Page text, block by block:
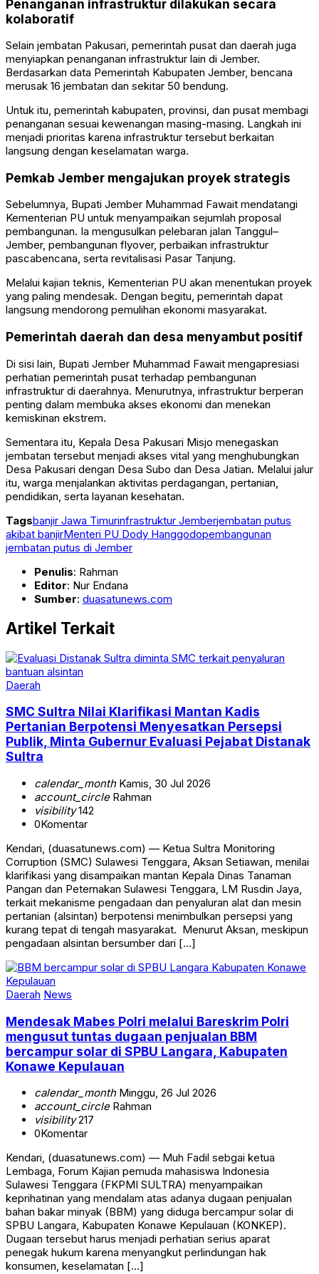
Penanganan infrastruktur dilakukan secara
kolaboratif
Selain jembatan Pakusari, pemerintah pusat dan daerah juga
menyiapkan penanganan infrastruktur lain di Jember.
Berdasarkan data Pemerintah Kabupaten Jember, bencana
merusak 16 jembatan dan sekitar 50 bendung.
Untuk itu, pemerintah kabupaten, provinsi, dan pusat membagi
penanganan sesuai kewenangan masing-masing. Langkah ini
menjadi prioritas karena infrastruktur tersebut berkaitan
langsung dengan keselamatan warga.
Pemkab Jember mengajukan proyek strategis
Sebelumnya, Bupati Jember Muhammad Fawait mendatangi
Kementerian PU untuk menyampaikan sejumlah proposal
pembangunan. Ia mengusulkan pelebaran jalan Tanggul–
Jember, pembangunan flyover, perbaikan infrastruktur
pascabencana, serta revitalisasi Pasar Tanjung.
Melalui kajian teknis, Kementerian PU akan menentukan proyek
yang paling mendesak. Dengan begitu, pemerintah dapat
langsung mendorong pemulihan ekonomi masyarakat.
Pemerintah daerah dan desa menyambut positif
Di sisi lain, Bupati Jember Muhammad Fawait mengapresiasi
perhatian pemerintah pusat terhadap pembangunan
infrastruktur di daerahnya. Menurutnya, infrastruktur berperan
penting dalam membuka akses ekonomi dan menekan
kemiskinan ekstrem.
Sementara itu, Kepala Desa Pakusari Misjo menegaskan
jembatan tersebut menjadi akses vital yang menghubungkan
Desa Pakusari dengan Desa Subo dan Desa Jatian. Melalui jalur
itu, warga menjalankan aktivitas perdagangan, pertanian,
pendidikan, serta layanan kesehatan.
Tagsbanjir Jawa Timurinfrastruktur Jemberjembatan putus
akibat banjirMenteri PU Dody Hanggodopembangunan
jembatan putus di Jember
Penulis: Rahman
Editor: Nur Endana
Sumber: duasatunews.com
Artikel Terkait
Daerah
SMC Sultra Nilai Klarifikasi Mantan Kadis
Pertanian Berpotensi Menyesatkan Persepsi
Publik, Minta Gubernur Evaluasi Pejabat Distanak
Sultra
calendar_monthKamis, 30 Jul 2026
account_circleRahman
visibility142
0Komentar
‎‎Kendari, (duasatunews.com) — Ketua Sultra Monitoring
Corruption (SMC) Sulawesi Tenggara, Aksan Setiawan, menilai
klarifikasi yang disampaikan mantan Kepala Dinas Tanaman
Pangan dan Peternakan Sulawesi Tenggara, LM Rusdin Jaya,
terkait mekanisme pengadaan dan penyaluran alat dan mesin
pertanian (alsintan) berpotensi menimbulkan persepsi yang
kurang tepat di tengah masyarakat. ‎ ‎Menurut Aksan, meskipun
pengadaan alsintan bersumber dari […]
Daerah News
Mendesak Mabes Polri melalui Bareskrim Polri
mengusut tuntas dugaan penjualan BBM
bercampur solar di SPBU Langara, Kabupaten
Konawe Kepulauan
calendar_monthMinggu, 26 Jul 2026
account_circleRahman
visibility217
0Komentar
Kendari, (duasatunews.com) — Muh Fadil sebgai ketua
Lembaga, Forum Kajian pemuda mahasiswa Indonesia
Sulawesi Tenggara (FKPMI SULTRA) menyampaikan
keprihatinan yang mendalam atas adanya dugaan penjualan
bahan bakar minyak (BBM) yang diduga bercampur solar di
SPBU Langara, Kabupaten Konawe Kepulauan (KONKEP).
Dugaan tersebut harus menjadi perhatian serius aparat
penegak hukum karena menyangkut perlindungan hak
konsumen, keselamatan […]